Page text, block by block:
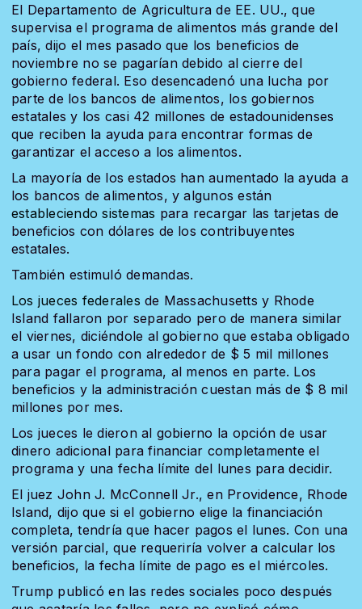
El Departamento de Agricultura de EE. UU., que
supervisa el programa de alimentos más grande del
país, dijo el mes pasado que los beneficios de
noviembre no se pagarían debido al cierre del
gobierno federal. Eso desencadenó una lucha por
parte de los bancos de alimentos, los gobiernos
estatales y los casi 42 millones de estadounidenses
que reciben la ayuda para encontrar formas de
garantizar el acceso a los alimentos.
La mayoría de los estados han aumentado la ayuda a
los bancos de alimentos, y algunos están
estableciendo sistemas para recargar las tarjetas de
beneficios con dólares de los contribuyentes
estatales.
También estimuló demandas.
Los jueces federales de Massachusetts y Rhode
Island fallaron por separado pero de manera similar
el viernes, diciéndole al gobierno que estaba obligado
a usar un fondo con alrededor de $ 5 mil millones
para pagar el programa, al menos en parte. Los
beneficios y la administración cuestan más de $ 8 mil
millones por mes.
Los jueces le dieron al gobierno la opción de usar
dinero adicional para financiar completamente el
programa y una fecha límite del lunes para decidir.
El juez John J. McConnell Jr., en Providence, Rhode
Island, dijo que si el gobierno elige la financiación
completa, tendría que hacer pagos el lunes. Con una
versión parcial, que requeriría volver a calcular los
beneficios, la fecha límite de pago es el miércoles.
Trump publicó en las redes sociales poco después